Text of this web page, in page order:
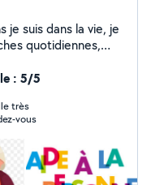
je suis dans la vie, je
quotidiennes,
etc je suis véhiculé
pas à me
: 5/5
très
vous